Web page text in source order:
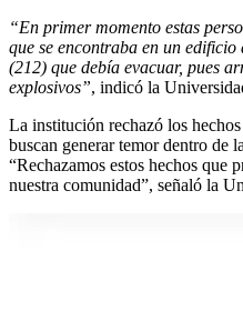
“En primer momento estas
que se encontraba en un
(212) que debía evacuar, pues
explosivos”, indicó la
La institución rechazó los
buscan generar temor dentro de
“Rechazamos estos hechos que
nuestra comunidad”, señaló la